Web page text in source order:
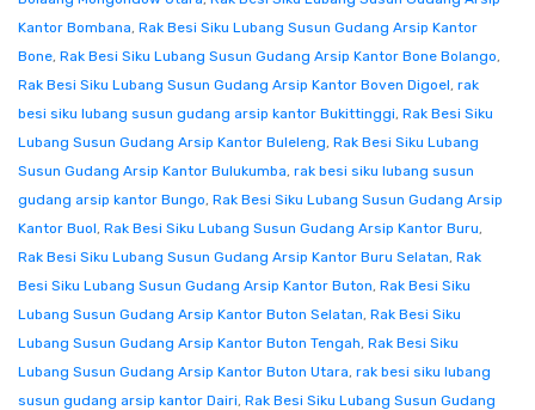
Kantor Bombana, Rak Besi Siku Lubang Susun Gudang Arsip Kantor
Bone, Rak Besi Siku Lubang Susun Gudang Arsip Kantor Bone Bolango,
Rak Besi Siku Lubang Susun Gudang Arsip Kantor Boven Digoel, rak
besi siku lubang susun gudang arsip kantor Bukittinggi, Rak Besi Siku
Lubang Susun Gudang Arsip Kantor Buleleng, Rak Besi Siku Lubang
Susun Gudang Arsip Kantor Bulukumba, rak besi siku lubang susun
gudang arsip kantor Bungo, Rak Besi Siku Lubang Susun Gudang Arsip
Kantor Buol, Rak Besi Siku Lubang Susun Gudang Arsip Kantor Buru,
Rak Besi Siku Lubang Susun Gudang Arsip Kantor Buru Selatan, Rak
Besi Siku Lubang Susun Gudang Arsip Kantor Buton, Rak Besi Siku
Lubang Susun Gudang Arsip Kantor Buton Selatan, Rak Besi Siku
Lubang Susun Gudang Arsip Kantor Buton Tengah, Rak Besi Siku
Lubang Susun Gudang Arsip Kantor Buton Utara, rak besi siku lubang
susun gudang arsip kantor Dairi, Rak Besi Siku Lubang Susun Gudang